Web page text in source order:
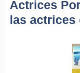
Actrices
las actrices